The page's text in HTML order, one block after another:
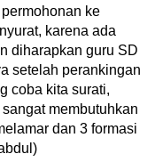
ke
karena ada
diharapkan guru SD
setelah perankingan
coba kita surati,
membutuhkan
dan 3 formasi